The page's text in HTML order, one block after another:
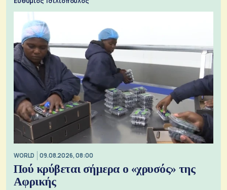
WORLD 09.08.2026, 08:00
Πού κρύβεται σήμερα ο «χρυσός» της
Αφρικής